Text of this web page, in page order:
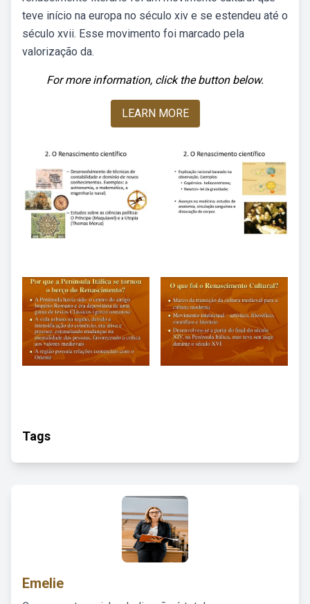
teve início na europa no século xiv e se estendeu até o
século xvii. Esse movimento foi marcado pela
valorização da.
For more information, click the button below.
LEARN MORE
Tags
Emelie